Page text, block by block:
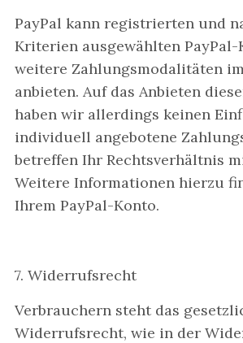
PayPal kann registrierten und
Kriterien ausgewählten PayPal-
weitere Zahlungsmodalitäten
anbieten. Auf das Anbieten
haben wir allerdings keinen
individuell angebotene
betreffen Ihr Rechtsverhältnis
Weitere Informationen hierzu
Ihrem PayPal-Konto.
7. Widerrufsrecht
Verbrauchern steht das
Widerrufsrecht, wie in der